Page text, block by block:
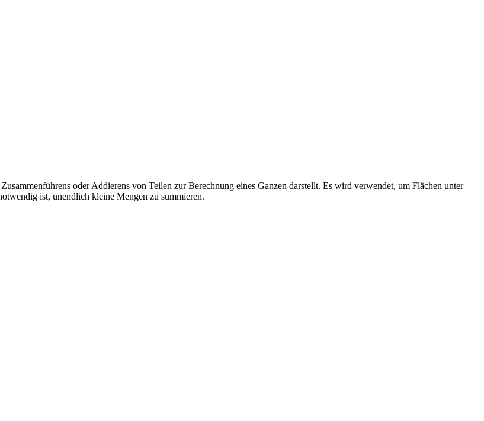
oder Addierens von Teilen zur Berechnung eines Ganzen darstellt. Es wird verwendet, um Flächen unter
ist, unendlich kleine Mengen zu summieren.